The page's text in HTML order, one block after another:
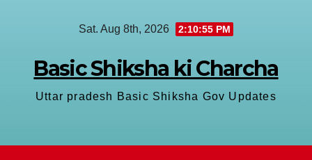
Sat. Aug 8th, 2026 2:10:56 PM
Basic Shiksha ki Charcha
Uttar pradesh Basic Shiksha Gov Updates